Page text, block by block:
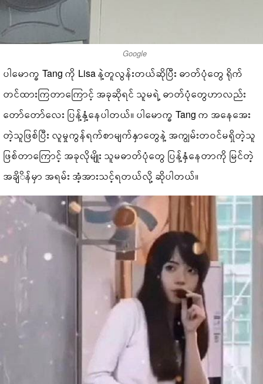
Google
ပါမောက္ခ Tang ကို Lisa နဲ့တူလွန်းတယ်ဆိုပြီး ဓာတ်ပုံတွေ ရိုက်
တင်ထားကြတာကြောင့် အခုဆိုရင် သူမရဲ့ ဓာတ်ပုံတွေဟာလည်း
တော်တော်လေး ပြန့်နှံ့နေပါတယ်။ ပါမောက္ခ Tang က အနေအေး
တဲ့သူဖြစ်ပြီး လူမှုကွန်ရက်စာမျက်နှာတွေနဲ့ အကျွမ်းတဝင်မရှိတဲ့သူ
ဖြစ်တာကြောင့် အခုလိုမျိုး သူမဓာတ်ပုံတွေ ပြန့်နှံနေတာကို မြင်တဲ့
အချိိန်မှာ အရမ်း အံ့အားသင့်ရတယ်လို့ ဆိုပါတယ်။